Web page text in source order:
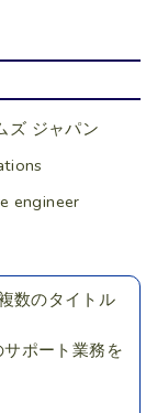
ズ ジャパン
engineer
数のタイトル
ポート業務を